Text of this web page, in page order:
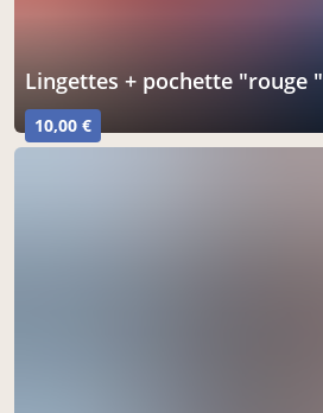
lingettes + pochette "rouge "
10,00 €